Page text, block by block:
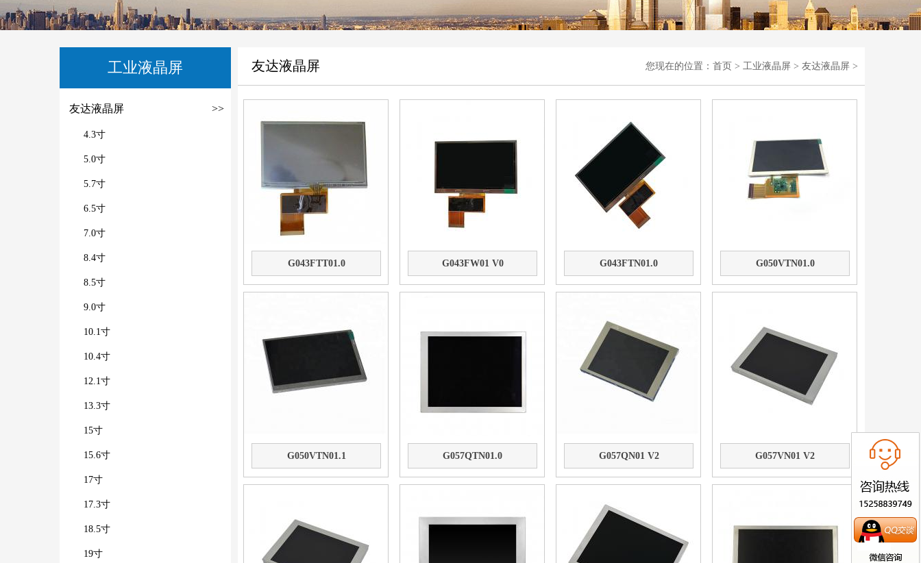
工业液晶屏
友达液晶屏 >>
4.3寸
5.0寸
5.7寸
6.5寸
7.0寸
8.4寸
8.5寸
9.0寸
10.1寸
10.4寸
12.1寸
13.3寸
15寸
15.6寸
17寸
17.3寸
18.5寸
19寸
友达液晶屏 您现在的位置： 首页 > 工业液晶屏 > 友达液晶屏 >
G043FTT01.0 G043FW01 V0 G043FTN01.0 G050VTN01.0
G050VTN01.1 G057QTN01.0 G057QN01 V2 G057VN01 V2